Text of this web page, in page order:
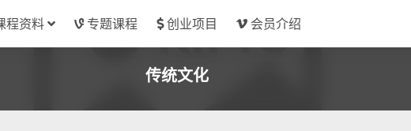
程资料 专题课程 创业项目 会员介绍
传统文化